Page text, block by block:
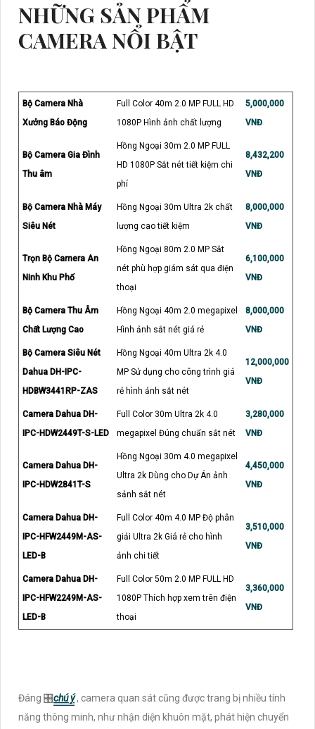
NHỮNG SẢN PHẨM
CAMERA NỔI BẬT
Bộ Camera Nhà
Xưởng Báo Động
Full Color 40m 2.0 MP FULL HD
1080P Hình ảnh chất lượng
5,000,000
VNĐ
Bộ Camera Gia Đình
Thu âm
Hồng Ngoại 30m 2.0 MP FULL
HD 1080P Sắt nét tiết kiệm chi
phí
8,432,200
VNĐ
Bộ Camera Nhà Máy
Siêu Nét
Hồng Ngoại 30m Ultra 2k chất
lượng cao tiết kiệm
8,000,000
VNĐ
Trọn Bộ Camera An
Ninh Khu Phố
Hồng Ngoại 80m 2.0 MP Sắt
nét phù hợp giám sát qua điện
thoại
6,100,000
VNĐ
Bộ Camera Thu Âm
Chất Lượng Cao
Hồng Ngoại 40m 2.0 megapixel
Hình ảnh sắt nét giá rẻ
8,000,000
VNĐ
Bộ Camera Siêu Nét
Dahua DH-IPC-
HDBW3441RP-ZAS
Hồng Ngoại 40m Ultra 2k 4.0
MP Sử dụng cho công trình giá
rẻ hình ảnh sắt nét
12,000,000
VNĐ
Camera Dahua DH-
IPC-HDW2449T-S-LED
Full Color 30m Ultra 2k 4.0
megapixel Đúng chuẩn sắt nét
3,280,000
VNĐ
Camera Dahua DH-
IPC-HDW2841T-S
Hồng Ngoại 30m 4.0 megapixel
Ultra 2k Dùng cho Dự Án ảnh
sảnh sắt nét
4,450,000
VNĐ
Camera Dahua DH-
IPC-HFW2449M-AS-
LED-B
Full Color 40m 4.0 MP Độ phân
giải Ultra 2k Giá rẻ cho hình
ảnh chi tiết
3,510,000
VNĐ
Camera Dahua DH-
IPC-HFW2249M-AS-
LED-B
Full Color 50m 2.0 MP FULL HD
1080P Thích hợp xem trên điện
thoại
3,360,000
VNĐ
Đáng 🎛chú ý, camera quan sát cũng được trang bị nhiều tính
năng thông minh, như nhận diện khuôn mặt, phát hiện chuyển